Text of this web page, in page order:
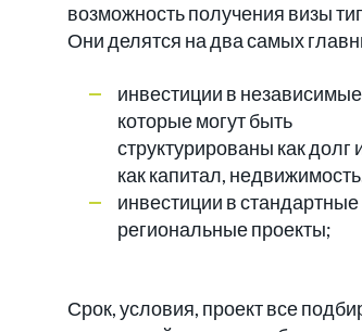
возможность получения визы
Они делятся на два самых
инвестиции в
которые могут быть
структурированы как долг
как капитал,
инвестиции в стандартные
региональные проекты;
Срок, условия, проект все